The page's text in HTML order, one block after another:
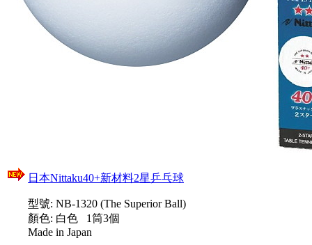
日本Nittaku40+新材料2星乒乓球
型號: NB-1320 (The Superior Ball)
顏色: 白色 1筒3個
Made in Japan